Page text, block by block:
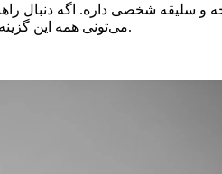
سلیقه شخصی داره. اگه دنبال
می‌تونی همه این گزینه‌ها رو مستقیم از کارخانه ببینی و تصمیم‌گیری راحت‌تر باشه.